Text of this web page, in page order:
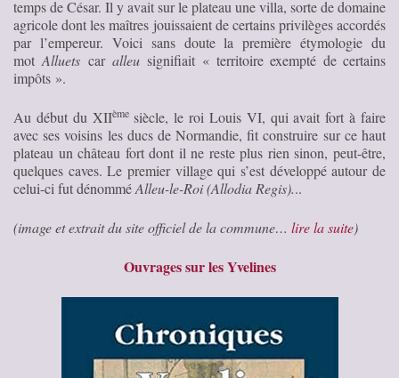
temps de César. Il y avait sur le plateau une villa, sorte de domaine
agricole dont les maîtres jouissaient de certains privilèges accordés
par l’empereur. Voici sans doute la première étymologie du
motAlluets caralleusignifiait « territoire exempté de certains
impôts ».
Au début du XIIèmesiècle, le roi Louis VI, qui avait fort à faire
avec ses voisins les ducs de Normandie, fit construire sur ce haut
plateau un château fort dont il ne reste plus rien sinon, peut-être,
quelques caves. Le premier village qui s’est développé autour de
celui-ci fut dénomméAlleu-le-Roi (Allodia Regis)...
(image et extrait du site officiel de la commune… lire la suite)
Ouvrages sur les Yvelines